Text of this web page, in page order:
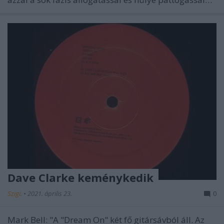
Dave Clarke keménykedik
Szigi. • 2021. április 23. 0
Mark Bell: "A "Dream On" két fő gitársávból áll. Az